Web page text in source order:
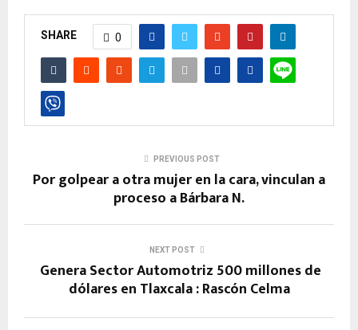
SHARE 0
PREVIOUS POST
Por golpear a otra mujer en la cara, vinculan a
proceso a Bárbara N.
NEXT POST
Genera Sector Automotriz 500 millones de
dólares en Tlaxcala : Rascón Celma